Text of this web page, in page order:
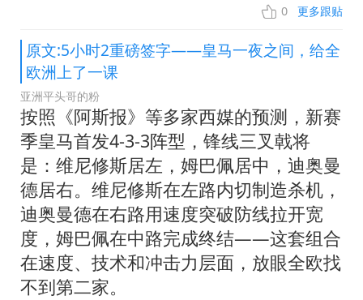
0 更多跟贴
原文:5小时2重磅签字——皇马一夜之间，给全
欧洲上了一课
亚洲平头哥的粉
按照《阿斯报》等多家西媒的预测，新赛
季皇马首发4-3-3阵型，锋线三叉戟将
是：维尼修斯居左，姆巴佩居中，迪奥曼
德居右。维尼修斯在左路内切制造杀机，
迪奥曼德在右路用速度突破防线拉开宽
度，姆巴佩在中路完成终结——这套组合
在速度、技术和冲击力层面，放眼全欧找
不到第二家。